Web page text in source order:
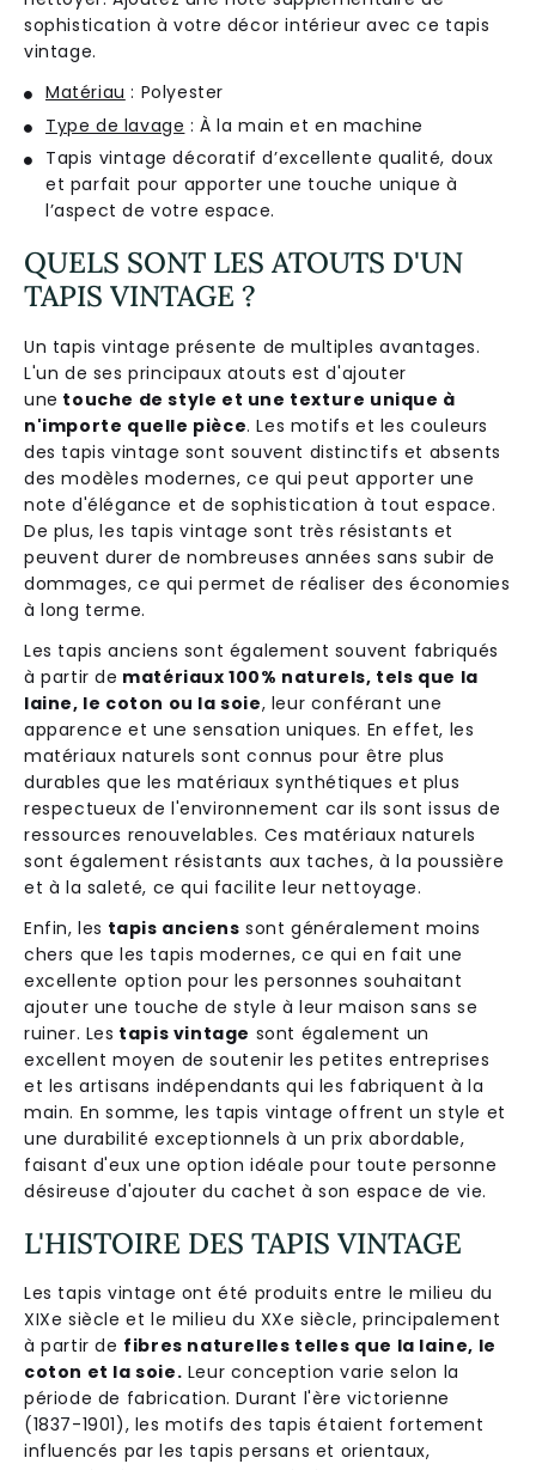
sophistication à votre décor intérieur avec ce tapis
vintage.
Matériau : Polyester
Type de lavage : À la main et en machine
Tapis vintage décoratif d’excellente qualité, doux
et parfait pour apporter une touche unique à
l’aspect de votre espace.
QUELS SONT LES ATOUTS D'UN
TAPIS VINTAGE ?
Un tapis vintage présente de multiples avantages.
L'un de ses principaux atouts est d'ajouter
une touche de style et une texture unique à
n'importe quelle pièce. Les motifs et les couleurs
des tapis vintage sont souvent distinctifs et absents
des modèles modernes, ce qui peut apporter une
note d'élégance et de sophistication à tout espace.
De plus, les tapis vintage sont très résistants et
peuvent durer de nombreuses années sans subir de
dommages, ce qui permet de réaliser des économies
à long terme.
Les tapis anciens sont également souvent fabriqués
à partir de matériaux 100% naturels, tels que la
laine, le coton ou la soie, leur conférant une
apparence et une sensation uniques. En effet, les
matériaux naturels sont connus pour être plus
durables que les matériaux synthétiques et plus
respectueux de l'environnement car ils sont issus de
ressources renouvelables. Ces matériaux naturels
sont également résistants aux taches, à la poussière
et à la saleté, ce qui facilite leur nettoyage.
Enfin, les tapis anciens sont généralement moins
chers que les tapis modernes, ce qui en fait une
excellente option pour les personnes souhaitant
ajouter une touche de style à leur maison sans se
ruiner. Les tapis vintage sont également un
excellent moyen de soutenir les petites entreprises
et les artisans indépendants qui les fabriquent à la
main. En somme, les tapis vintage offrent un style et
une durabilité exceptionnels à un prix abordable,
faisant d'eux une option idéale pour toute personne
désireuse d'ajouter du cachet à son espace de vie.
L'HISTOIRE DES TAPIS VINTAGE
Les tapis vintage ont été produits entre le milieu du
XIXe siècle et le milieu du XXe siècle, principalement
à partir de fibres naturelles telles que la laine, le
coton et la soie. Leur conception varie selon la
période de fabrication. Durant l'ère victorienne
(1837-1901), les motifs des tapis étaient fortement
influencés par les tapis persans et orientaux,